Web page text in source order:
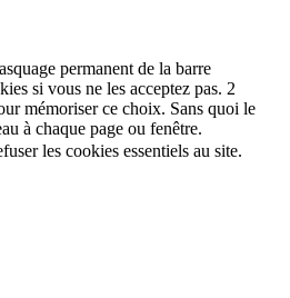
permanent de la barre
si vous ne les acceptez pas. 2
mémoriser ce choix. Sans quoi le
à chaque page ou fenêtre.
les cookies essentiels au site.